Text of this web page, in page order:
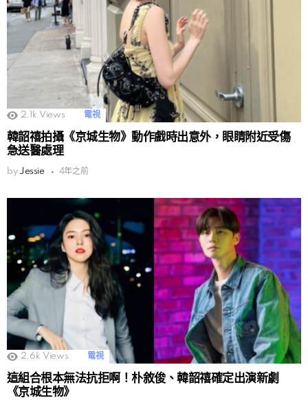
2.1k Views 電視
韓韶禧拍攝《京城生物》動作戲時出意外，眼睛附近受傷
急送醫處理
by Jessie 4年之前
2.6k Views 電視
這組合根本無法抗拒啊！朴敘俊、韓韶禧確定出演新劇
《京城生物》